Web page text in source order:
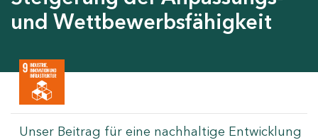
und Wettbewerbsfähigkeit
Unser Beitrag für eine nachhaltige Entwicklung